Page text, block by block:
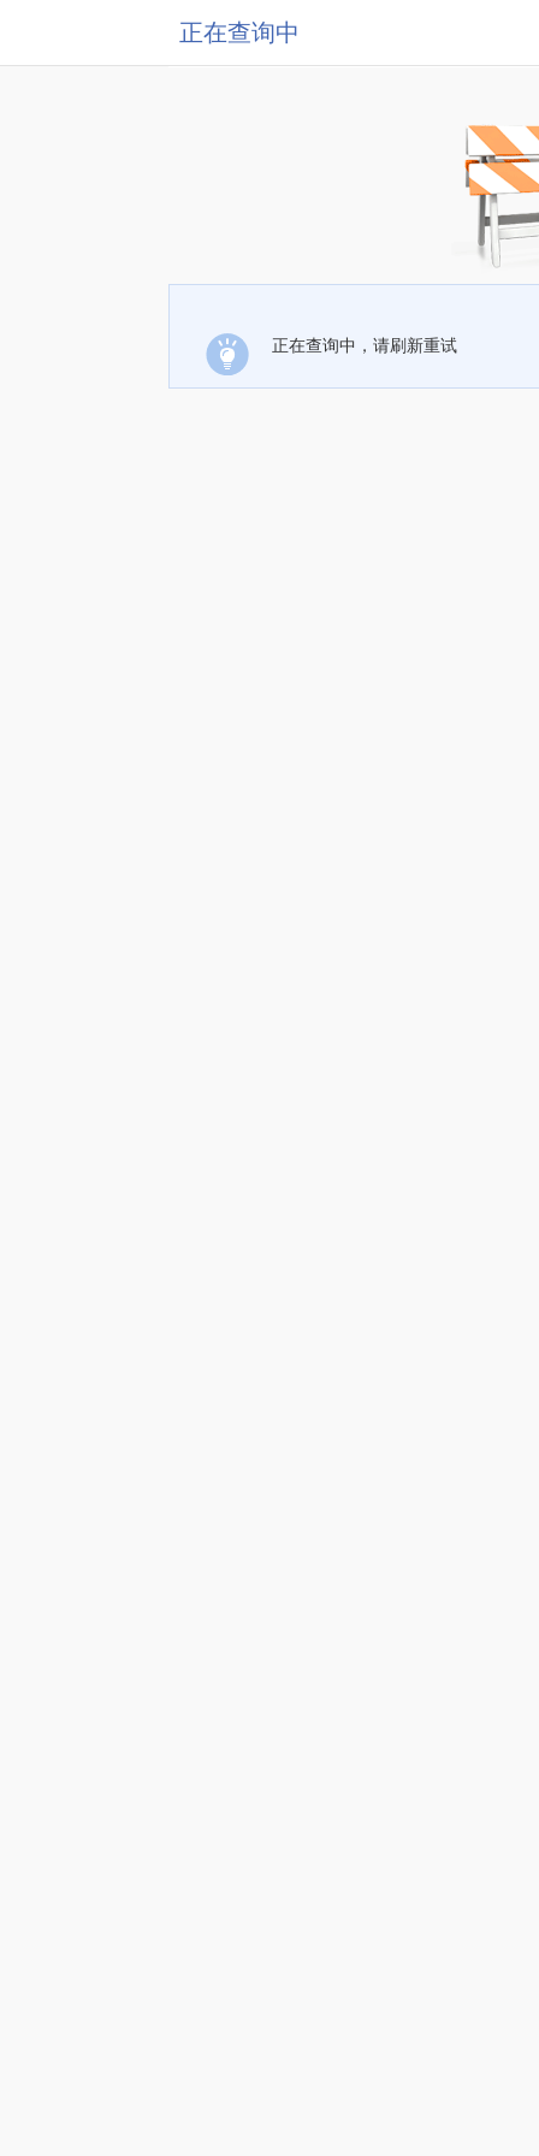
正在查询中
正在查询中，请刷新重试